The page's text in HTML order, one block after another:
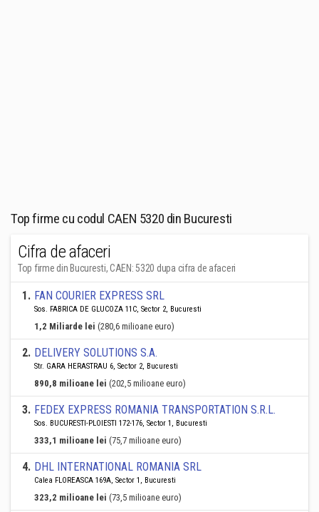
Top firme cu codul CAEN 5320 din Bucuresti
Cifra de afaceri
Top firme din Bucuresti, CAEN: 5320 dupa cifra de afaceri
1. FAN COURIER EXPRESS SRL
Sos. FABRICA DE GLUCOZA 11C, Sector 2, Bucuresti
1,2 Miliarde lei (280,6 milioane euro)
2. DELIVERY SOLUTIONS S.A.
Str. GARA HERASTRAU 6, Sector 2, Bucuresti
890,8 milioane lei (202,5 milioane euro)
3. FEDEX EXPRESS ROMANIA TRANSPORTATION S.R.L.
Sos. BUCURESTI-PLOIESTI 172-176, Sector 1, Bucuresti
333,1 milioane lei (75,7 milioane euro)
4. DHL INTERNATIONAL ROMANIA SRL
Calea FLOREASCA 169A, Sector 1, Bucuresti
323,2 milioane lei (73,5 milioane euro)